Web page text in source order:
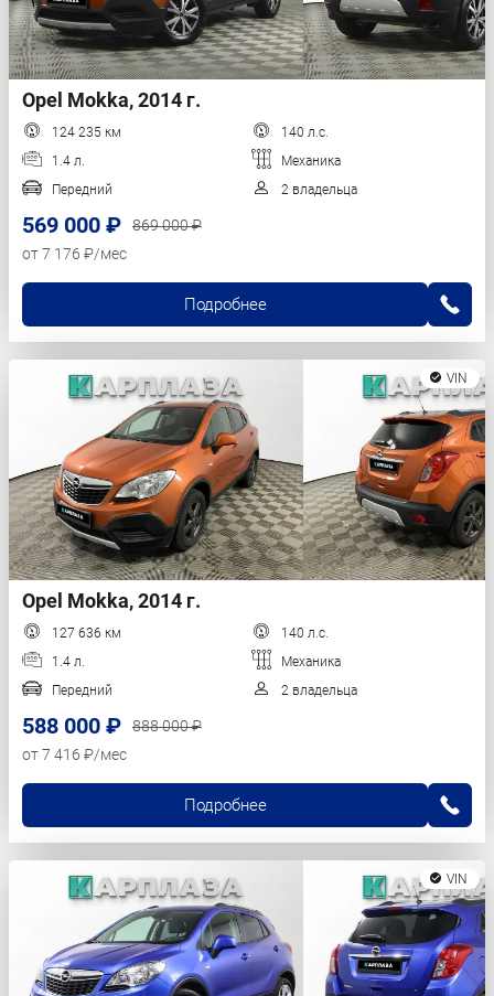
Opel Mokka, 2014 г.
124 235 км
140 л.с.
1.4 л.
Механика
Передний
2 владельца
569 000 ₽
869 000 ₽
от 7 176 ₽/мес
Подробнее
VIN
Opel Mokka, 2014 г.
127 636 км
140 л.с.
1.4 л.
Механика
Передний
2 владельца
588 000 ₽
888 000 ₽
от 7 416 ₽/мес
Подробнее
VIN